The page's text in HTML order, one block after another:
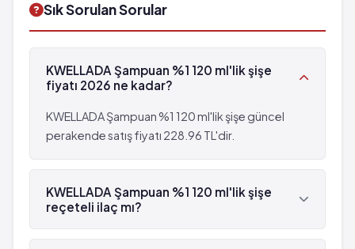
Sık Sorulan Sorular
KWELLADA Şampuan %1 120 ml'lik şişe
fiyatı 2026 ne kadar?
KWELLADA Şampuan %1 120 ml'lik şişe güncel
perakende satış fiyatı 228.96 TL'dir.
KWELLADA Şampuan %1 120 ml'lik şişe
reçeteli ilaç mı?
Evet, KWELLADA Şampuan %1 120 ml'lik şişe